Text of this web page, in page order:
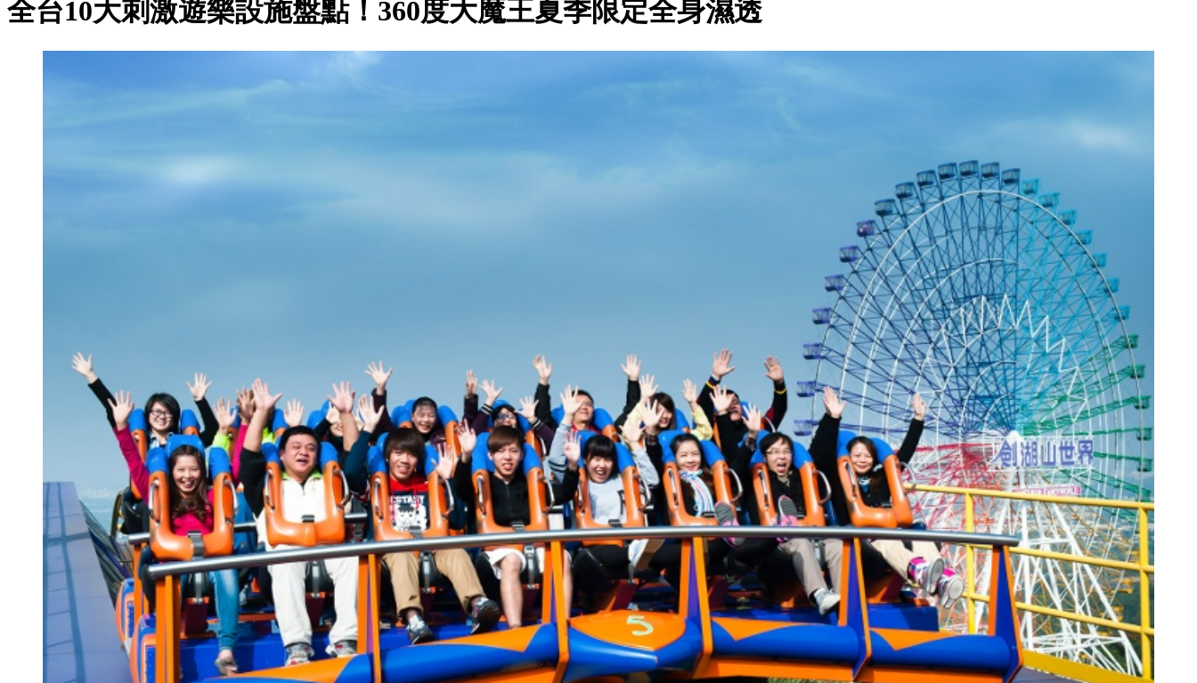
全台10大刺激遊樂設施盤點！360度大魔王夏季限定全身濕透